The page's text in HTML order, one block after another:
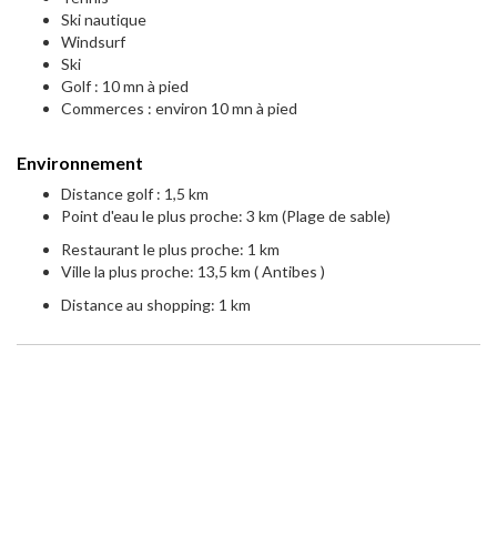
Ski nautique
Windsurf
Ski
Golf : 10 mn à pied
Commerces : environ 10 mn à pied
Environnement
Distance golf : 1,5 km
Point d'eau le plus proche: 3 km (Plage de sable)
Restaurant le plus proche: 1 km
Ville la plus proche: 13,5 km ( Antibes )
Distance au shopping: 1 km